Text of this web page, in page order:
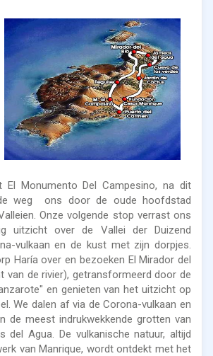
El Monumento Del Campesino, na dit
weg ons door de oude hoofdstad
Onze volgende stop verrast ons
uitzicht over de Vallei der Duizend
vulkaan en de kust met zijn dorpjes.
Haría over en bezoeken El Mirador del
van de rivier), getransformeerd door de
en genieten van het uitzicht op
We dalen af ​​via de Corona-vulkaan en
de meest indrukwekkende grotten van
del Agua. De vulkanische natuur, altijd
van Manrique, wordt ontdekt met het